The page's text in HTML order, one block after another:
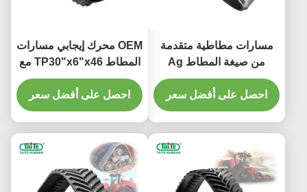
مسارات مطاطية متقدمة
من صيغة المطاط Ag
30"x6"x39 لـ CASE IH
9300 مع مقاومة للاستخدام
وتكييفها مع الأرض الصعبة
احصل على أفضل سعر
OEM محرك إيجابي مسارات
المطاط TP30"x6"x46 مع
الصلب المستمر للآلات
الزراعية
احصل على أفضل سعر